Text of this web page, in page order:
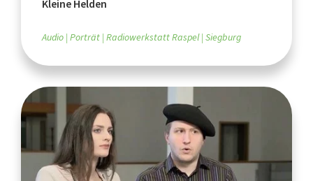
Kleine Helden
Audio Porträt Radiowerkstatt Raspel Siegburg